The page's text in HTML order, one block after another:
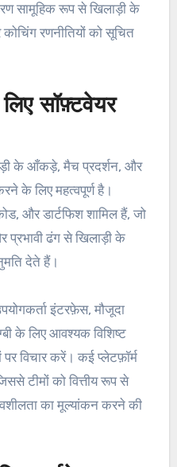
सामूहिक रूप से खिलाड़ी के
रणनीतियों को सूचित
सॉफ़्टवेयर
के आँकड़े, मैच प्रदर्शन, और
के लिए महत्वपूर्ण है।
और डार्टफिश शामिल हैं, जो
ढंग से खिलाड़ी के
देते हैं।
इंटरफ़ेस, मौजूदा
के लिए आवश्यक विशिष्ट
विचार करें। कई प्लेटफ़ॉर्म
टीमों को वित्तीय रूप से
का मूल्यांकन करने की